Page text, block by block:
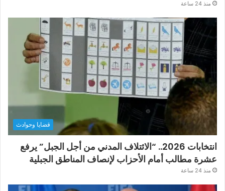
منذ 24 ساعة
قضايا وحوادث
انتخابات 2026.. “الائتلاف المدني من أجل الجبل” يرفع
عشرة مطالب أمام الأحزاب لإنصاف المناطق الجبلية
منذ 24 ساعة